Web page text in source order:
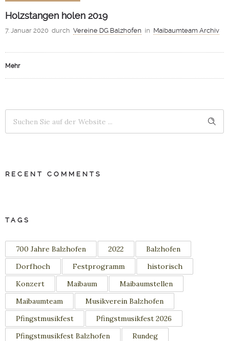
Holzstangen holen 2019
7. Januar 2020 durch Vereine DG Balzhofen in Maibaumteam Archiv
Mehr
RECENT COMMENTS
TAGS
700 Jahre Balzhofen 2022
Balzhofen
Dorfhoch
Festprogramm
historisch
Konzert
Maibaum
Maibaumstellen
Maibaumteam
Musikverein Balzhofen
Pfingstmusikfest
Pfingstmusikfest 2026
Pfingstmusikfest Balzhofen
Rundeg